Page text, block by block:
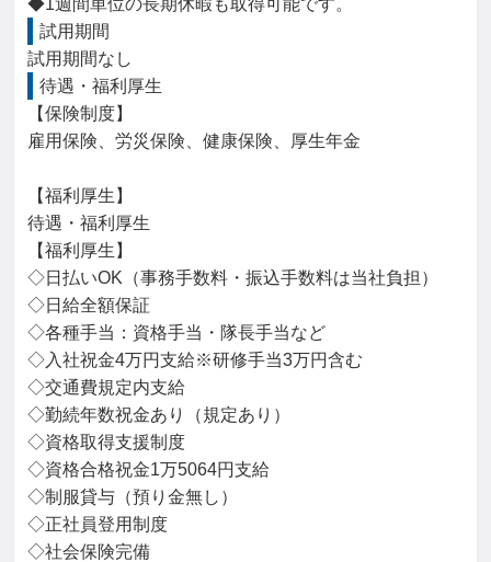
◆1週間単位の長期休暇も取得可能です。
試用期間
試用期間なし
待遇・福利厚生
【保険制度】
雇用保険、労災保険、健康保険、厚生年金
【福利厚生】
待遇・福利厚生
【福利厚生】
◇日払いOK（事務手数料・振込手数料は当社負担）
◇日給全額保証
◇各種手当：資格手当・隊長手当など
◇入社祝金4万円支給※研修手当3万円含む
◇交通費規定内支給
◇勤続年数祝金あり（規定あり）
◇資格取得支援制度
◇資格合格祝金1万5064円支給
◇制服貸与（預り金無し）
◇正社員登用制度
◇社会保険完備